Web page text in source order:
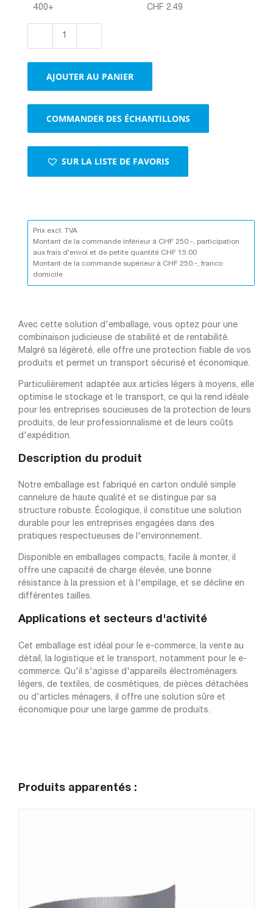
400+ CHF 2.49
carton
ondulé
en
format
mm
AJOUTER AU PANIER
COMMANDER DES ÉCHANTILLONS
SUR LA LISTE DE FAVORIS
Prix excl. TVA
Montant de la commande inférieur à CHF 250.-, participation
aux frais d'envoi et de petite quantité CHF 15.00
Montant de la commande supérieur à CHF 250.-, franco
domicile
Avec cette solution d'emballage, vous optez pour une
combinaison judicieuse de stabilité et de rentabilité.
Malgré sa légèreté, elle offre une protection fiable de vos
produits et permet un transport sécurisé et économique.
Particulièrement adaptée aux articles légers à moyens, elle
optimise le stockage et le transport, ce qui la rend idéale
pour les entreprises soucieuses de la protection de leurs
produits, de leur professionnalisme et de leurs coûts
d'expédition.
Description du produit
Notre emballage est fabriqué en carton ondulé simple
cannelure de haute qualité et se distingue par sa
structure robuste. Écologique, il constitue une solution
durable pour les entreprises engagées dans des
pratiques respectueuses de l'environnement.
Disponible en emballages compacts, facile à monter, il
offre une capacité de charge élevée, une bonne
résistance à la pression et à l'empilage, et se décline en
différentes tailles.
Applications et secteurs d'activité
Cet emballage est idéal pour le e-commerce, la vente au
détail, la logistique et le transport, notamment pour le e-
commerce. Qu'il s'agisse d'appareils électroménagers
légers, de textiles, de cosmétiques, de pièces détachées
ou d'articles ménagers, il offre une solution sûre et
économique pour une large gamme de produits.
Produits apparentés :